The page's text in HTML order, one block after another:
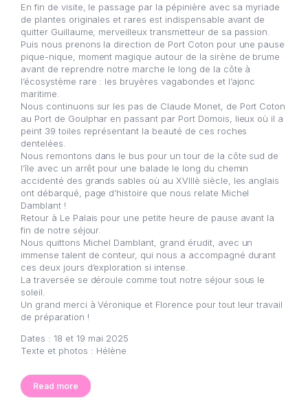
En fin de visite, le passage par la pépinière avec sa myriade
de plantes originales et rares est indispensable avant de
quitter Guillaume, merveilleux transmetteur de sa passion.
Puis nous prenons la direction de Port Coton pour une pause
pique-nique, moment magique autour de la sirène de brume
avant de reprendre notre marche le long de la côte à
l’écosystème rare : les bruyères vagabondes et l’ajonc
maritime.
Nous continuons sur les pas de Claude Monet, de Port Coton
au Port de Goulphar en passant par Port Domois, lieux où il a
peint 39 toiles représentant la beauté de ces roches
dentelées.
Nous remontons dans le bus pour un tour de la côte sud de
l’île avec un arrêt pour une balade le long du chemin
accidenté des grands sables où au XVIIIè siècle, les anglais
ont débarqué, page d’histoire que nous relate Michel
Damblant !
Retour à Le Palais pour une petite heure de pause avant la
fin de notre séjour.
Nous quittons Michel Damblant, grand érudit, avec un
immense talent de conteur, qui nous a accompagné durant
ces deux jours d’exploration si intense.
La traversée se déroule comme tout notre séjour sous le
soleil.
Un grand merci à Véronique et Florence pour tout leur travail
de préparation !
Dates : 18 et 19 mai 2025
Texte et photos : Hélène
Read more